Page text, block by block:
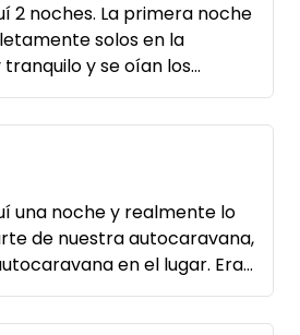
2 noches. La primera noche
solos en la
y se oían los
El sitio está muy bien
donde hay tanto lugares
El lago cercano
aunque a los
campistas.
nos quedamos un poco
y nos costó volver a
sin duda.
una noche y realmente lo
de nuestra autocaravana,
en el lugar. Era
y es ideal para 1-2
limpio y absolutamente bien